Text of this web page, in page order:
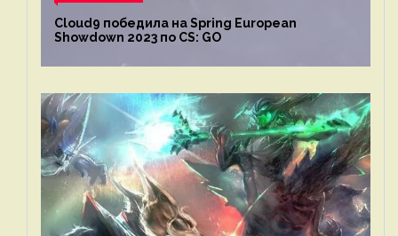
Cloud9 победила на Spring European
Showdown 2023 по CS: GO